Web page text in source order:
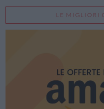
LE MIGLIORI